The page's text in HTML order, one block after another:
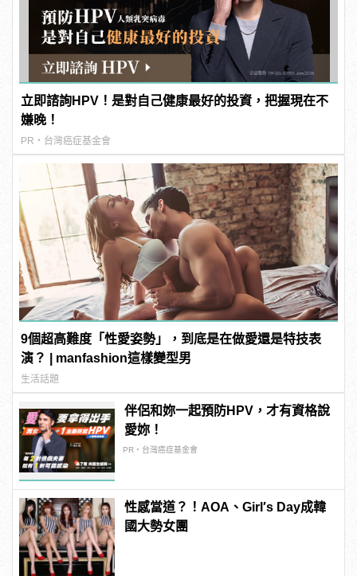
立即諮詢HPV！是對自己健康最好的投資，把握現在不
嫌晚！
PR・台灣癌症基金會
9個超高難度「性愛姿勢」，到底是在做愛還是特技表
演？ | manfashion這樣變型男
生活話題
伴侶和妳一起預防HPV，才有資格說
愛妳！
PR・台灣癌症基金會
性感當道？！AOA、Girl′s Day成韓
國大勢女團